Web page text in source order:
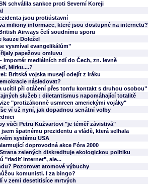
schválila sankce proti Severní Koreji
jsou protiústavní
miliony informace, které jsou dostupné na internetu?
Airways čelí soudnímu sporu
kauze Doležel
vysmíval evangelikálům"
papežovu omluvu
importér mediálních zdí do Čech, zn. levně
Mirku....?
Britská vojska musejí odejít z Iráku
následovat?
ucítil při otáčení přes tonfu kontakt s druhou osobou"
služeb : diletantismus napomáhající totalitě
"protizákonně usmrcen americkými vojáky"
ví už nyní, jak dopadnou senátní volby
vůči Petru Kužvartovi "je téměř závistivá"
špatnému prezidentu a vládě, která selhala
systému USA
doprovodná akce Fóra 2000
zelených diskredituje ekologickou politiku
"riadiť internet", ale...
Pozorovat atomové výbuchy
komunisti. I za bingo?
v zemi desetitisíce mrtvých